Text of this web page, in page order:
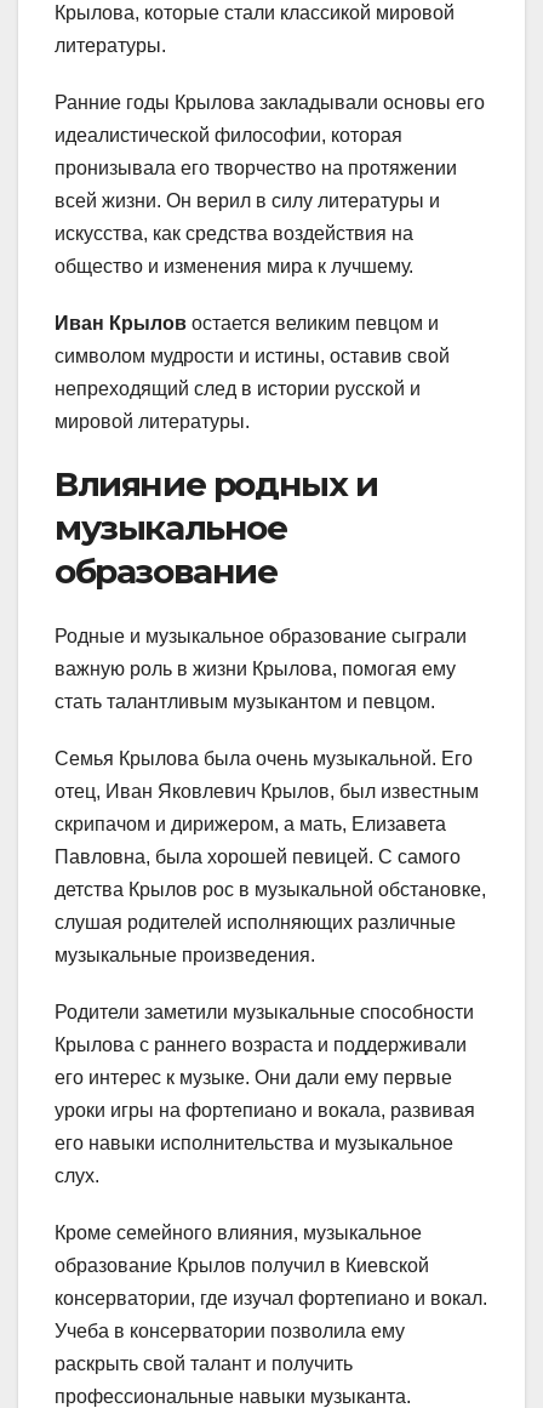
Крылова, которые стали классикой мировой
литературы.
Ранние годы Крылова закладывали основы его
идеалистической философии, которая
пронизывала его творчество на протяжении
всей жизни. Он верил в силу литературы и
искусства, как средства воздействия на
общество и изменения мира к лучшему.
Иван Крылов остается великим певцом и
символом мудрости и истины, оставив свой
непреходящий след в истории русской и
мировой литературы.
Влияние родных и
музыкальное
образование
Родные и музыкальное образование сыграли
важную роль в жизни Крылова, помогая ему
стать талантливым музыкантом и певцом.
Семья Крылова была очень музыкальной. Его
отец, Иван Яковлевич Крылов, был известным
скрипачом и дирижером, а мать, Елизавета
Павловна, была хорошей певицей. С самого
детства Крылов рос в музыкальной обстановке,
слушая родителей исполняющих различные
музыкальные произведения.
Родители заметили музыкальные способности
Крылова с раннего возраста и поддерживали
его интерес к музыке. Они дали ему первые
уроки игры на фортепиано и вокала, развивая
его навыки исполнительства и музыкальное
слух.
Кроме семейного влияния, музыкальное
образование Крылов получил в Киевской
консерватории, где изучал фортепиано и вокал.
Учеба в консерватории позволила ему
раскрыть свой талант и получить
профессиональные навыки музыканта.